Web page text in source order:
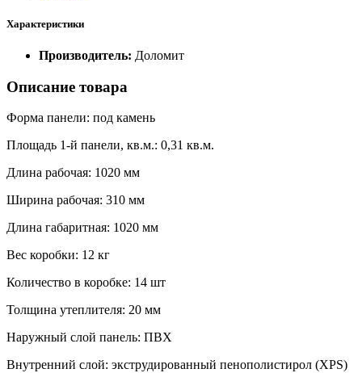
Характеристики
Производитель: Доломит
Описание товара
Форма панели: под камень
Площадь 1-й панели, кв.м.: 0,31 кв.м.
Длина рабочая: 1020 мм
Ширина рабочая: 310 мм
Длина габаритная: 1020 мм
Вес коробки: 12 кг
Количество в коробке: 14 шт
Толщина утеплителя: 20 мм
Наружный слой панель: ПВХ
Внутренний слой: экструдированный пенополистирол (XPS)